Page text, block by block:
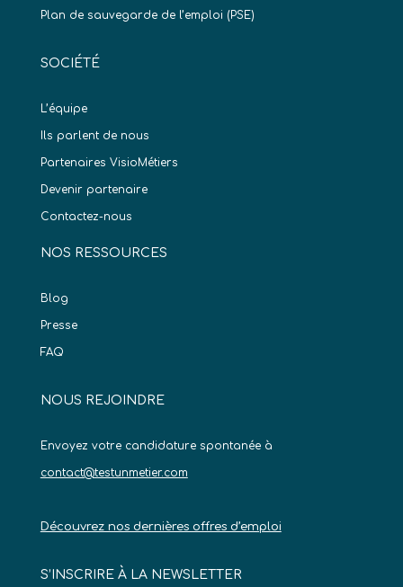
Plan de sauvegarde de l’emploi (PSE)
SOCIÉTÉ
L’équipe
Ils parlent de nous
Partenaires VisioMétiers
Devenir partenaire
Contactez-nous
NOS RESSOURCES
Blog
Presse
FAQ
NOUS REJOINDRE
Envoyez votre candidature spontanée à
contact@testunmetier.com
Découvrez nos dernières offres d’emploi
S’INSCRIRE À LA NEWSLETTER